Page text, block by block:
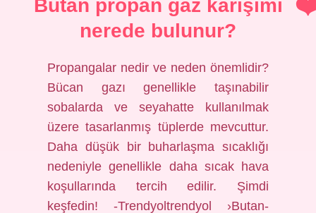
Bütan propan gaz karışımı
nerede bulunur?
Propangalar nedir ve neden önemlidir?
Bücan gazı genellikle taşınabilir
sobalarda ve seyahatte kullanılmak
üzere tasarlanmış tüplerde mevcuttur.
Daha düşük bir buharlaşma sıcaklığı
nedeniyle genellikle daha sıcak hava
koşullarında tercih edilir. Şimdi
keşfedin! -Trendyoltrendyol ›Butan-